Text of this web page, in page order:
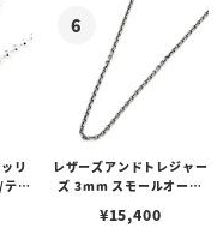
リ
ィ
レザーズアンドトレジャー
ズ 3mm スモールオーバ
ブスタークラスプ＆LTロ
¥15,400